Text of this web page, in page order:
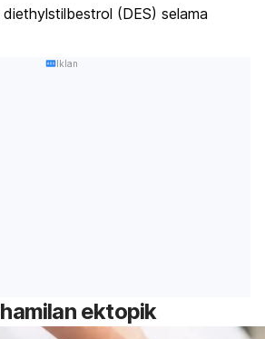
diethylstilbestrol (DES) selama
Iklan
ektopik